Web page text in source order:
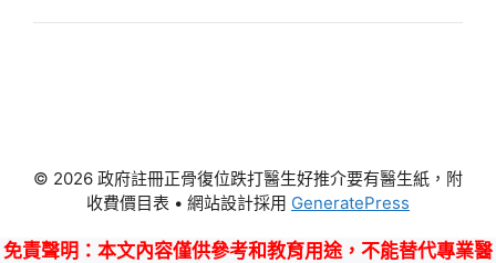
© 2026 政府註冊正骨復位跌打醫生好推介要有醫生紙，附
收費價目表 • 網站設計採用 GeneratePress
免責聲明 ：本文內容僅供參考和教育用途，不能替代專業醫